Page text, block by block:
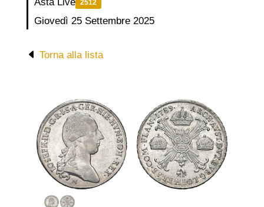
2512
Giovedì 25 Settembre 2025
Torna alla lista